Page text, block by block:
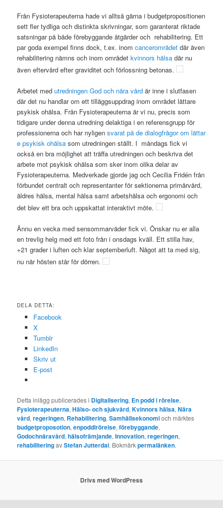
Från Fysioterapeuterna hade vi alltså gärna i budgetpropositionen
sett fler tydliga och distinkta skrivningar, som garanterat riktade
satsningar på både förebyggande åtgärder och rehabilitering. Ett
par goda exempel finns dock, t.ex. inomcancerområdet där även
rehabilitering nämns och inom områdetkvinnors hälsa där nu
även eftervård efter graviditet och förlossning betonas.
Arbetet medutredningen God och nära vård är inne i slutfasen
där det nu handlar om ett tilläggsuppdrag inom området lättare
psykisk ohälsa. Från Fysioterapeuterna är vi nu, precis som
tidigare under denna utredning delaktiga i en referensgrupp för
professionerna och har nyligensvarat på de dialogfrågor om lättar
e psykisk ohälsa som utredningen ställt. I måndags fick vi
också en bra möjlighet att träffa utredningen och beskriva det
arbete mot psykisk ohälsa som sker inom olika delar av
Fysioterapeuterna. Medverkade gjorde jag och Cecilia Fridén från
förbundet centralt och representanter för sektionerna primärvård,
äldres hälsa, mental hälsa samt arbetshälsa och ergonomi och
det blev ett bra och uppskattat interaktivt möte.
Ännu en vecka med sensommarväder fick vi. Önskar nu er alla
en trevlig helg med ett foto från i onsdags kväll. Ett stilla hav,
+21 grader i luften och klar septemberluft. Något att ta med sig,
nu när hösten står för dörren.
DELA DETTA:
Facebook
X
Tumblr
LinkedIn
Skriv ut
E-post
Detta inlägg publicerades i Digitalisering, En podd i rörelse,
Fysioterapeuterna,Hälso- och sjukvård,Kvinnors hälsa,Nära
vård,regeringen, Rehabilitering,Samhällsekonomioch märktes
budgetproposotion,enpoddirörelse,förebyggande,
Godochnäravård,hälsofrämjande,Innovation,regeringen,
rehabiliteringavStefan Jutterdal. Bokmärkpermalänken.
Drivs med WordPress